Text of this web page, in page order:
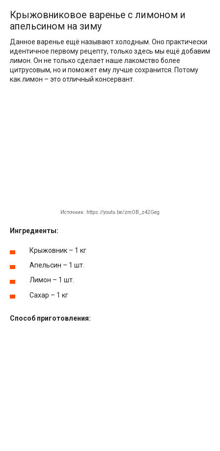
Крыжовниковое варенье с лимоном и
апельсином на зиму
Данное варенье ещё называют холодным. Оно практически
идентичное первому рецепту, только здесь мы ещё добавим
лимон. Он не только сделает наше лакомство более
цитрусовым, но и поможет ему лучше сохранится. Потому
как лимон – это отличный консервант.
Источник: https://youtu.be/zmOB_z42Geg
Ингредиенты:
Крыжовник – 1 кг
Апельсин – 1 шт.
Лимон – 1 шт.
Сахар – 1 кг
Способ приготовления: